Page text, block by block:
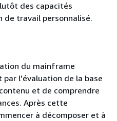
des capacités
de travail personnalisé.
du mainframe
l'évaluation de la base
et de comprendre
Après cette
à décomposer et à